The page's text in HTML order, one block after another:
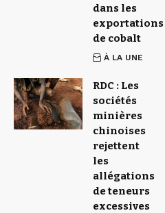
dans les
exportations
de cobalt
À LA UNE
RDC : Les
sociétés
minières
chinoises
rejettent
les
allégations
de teneurs
excessives